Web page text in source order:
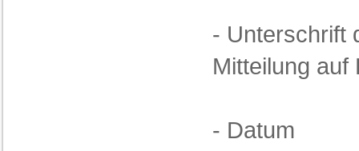
- Unterschrift
Mitteilung auf
- Datum